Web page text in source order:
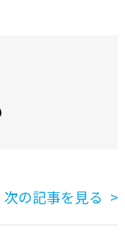
次の記事を見る